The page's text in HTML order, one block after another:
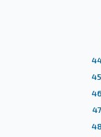
45
46
47
48